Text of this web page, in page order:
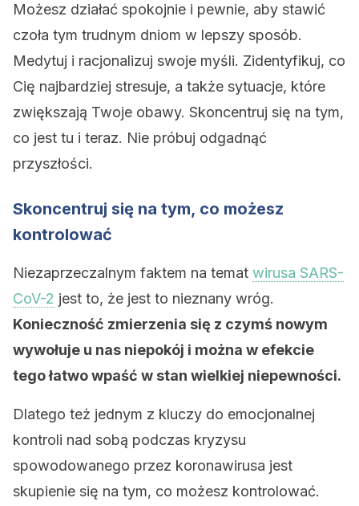
Możesz działać spokojnie i pewnie, aby stawić
czoła tym trudnym dniom w lepszy sposób.
Medytuj i racjonalizuj swoje myśli. Zidentyfikuj, co
Cię najbardziej stresuje, a także sytuacje, które
zwiększają Twoje obawy. Skoncentruj się na tym,
co jest tu i teraz. Nie próbuj odgadnąć
przyszłości.
Skoncentruj się na tym, co możesz
kontrolować
Niezaprzeczalnym faktem na temat wirusa SARS-
CoV-2 jest to, że jest to nieznany wróg.
Konieczność zmierzenia się z czymś nowym
wywołuje u nas niepokój i można w efekcie
tego łatwo wpaść w stan wielkiej niepewności.
Dlatego też jednym z kluczy do emocjonalnej
kontroli nad sobą podczas kryzysu
spowodowanego przez koronawirusa jest
skupienie się na tym, co możesz kontrolować.